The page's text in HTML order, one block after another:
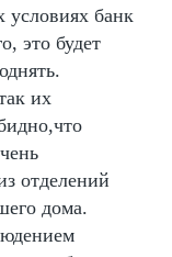
банк
это будет
их
отделений
дома.